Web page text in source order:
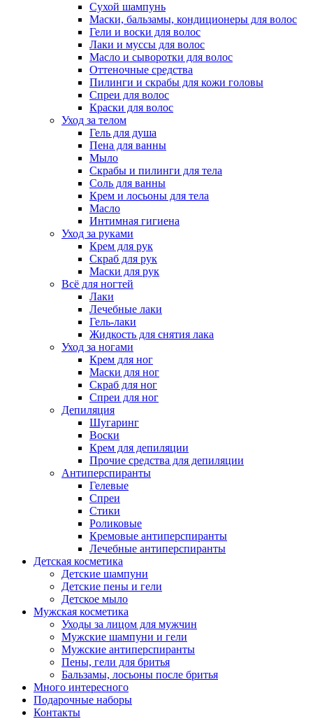
Сухой шампунь
Маски, бальзамы, кондиционеры для волос
Гели и воски для волос
Лаки и муссы для волос
Масло и сыворотки для волос
Оттеночные средства
Пилинги и скрабы для кожи головы
Спреи для волос
Краски для волос
Уход за телом
Гель для душа
Пена для ванны
Мыло
Скрабы и пилинги для тела
Соль для ванны
Крем и лосьоны для тела
Масло
Интимная гигиена
Уход за руками
Крем для рук
Скраб для рук
Маски для рук
Всё для ногтей
Лаки
Лечебные лаки
Гель-лаки
Жидкость для снятия лака
Уход за ногами
Крем для ног
Маски для ног
Скраб для ног
Спреи для ног
Депиляция
Шугаринг
Воски
Крем для депиляции
Прочие средства для депиляции
Антиперспиранты
Гелевые
Спреи
Стики
Роликовые
Кремовые антиперспиранты
Лечебные антиперспиранты
Детская косметика
Детские шампуни
Детские пены и гели
Детское мыло
Мужская косметика
Уходы за лицом для мужчин
Мужские шампуни и гели
Мужские антиперспиранты
Пены, гели для бритья
Бальзамы, лосьоны после бритья
Много интересного
Подарочные наборы
Контакты